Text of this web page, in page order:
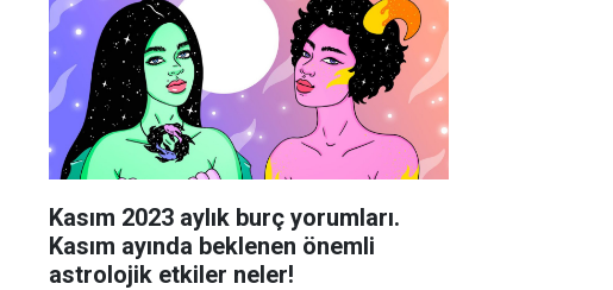
Kasım 2023 aylık burç yorumları.
Kasım ayında beklenen önemli
astrolojik etkiler neler!